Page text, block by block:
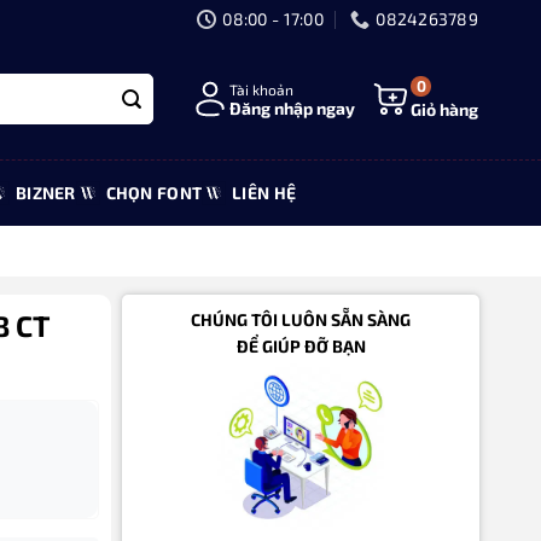
08:00 - 17:00 0824263789
Tài khoản
Đăng nhập ngay
0
Giỏ hàng
BIZNER CHỌN FONT LIÊN HỆ
CT
CHÚNG TÔI LUÔN SẴN SÀNG
ĐỂ GIÚP ĐỠ BẠN